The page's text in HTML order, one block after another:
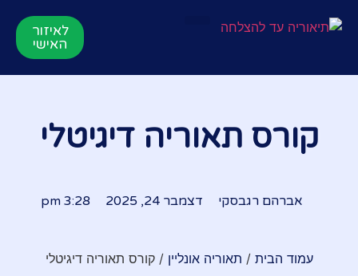
לאיזור
האישי
קורס תאוריה דיגיטלי
אברהם רגבסקי דצמבר 24, 2025 3:28 pm
עמוד הבית / תאוריה אונליין / קורס תאוריה דיגיטלי